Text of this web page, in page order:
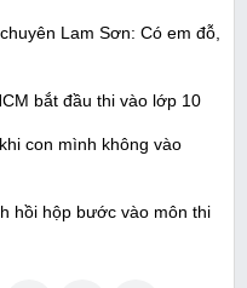
Lam Sơn: Có em đỗ,
bắt đầu thi vào lớp 10
con mình không vào
hồi hộp bước vào môn thi